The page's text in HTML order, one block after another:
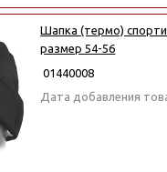
Шапка (термо)
размер 54-56
01440008
Дата добавления